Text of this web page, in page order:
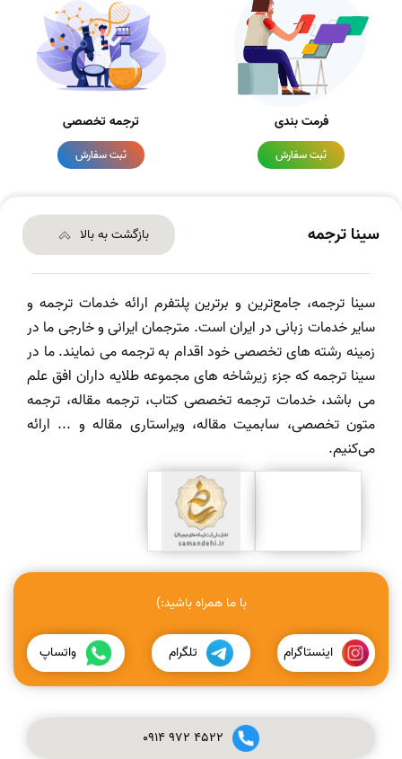
فرمت بندی
ثبت سفارش
ترجمه تخصصی
ثبت سفارش
سینا ترجمه بازگشت به بالا
سینا ترجمه، جامع‌ترین و برترین پلتفرم ارائه خدمات ترجمه و
سایر خدمات زبانی در ایران است. مترجمان ایرانی و خارجی ما در
زمینه رشته های تخصصی خود اقدام به ترجمه می نمایند. ما در
سینا ترجمه که جزء زیرشاخه های مجموعه طلایه داران افق علم
می باشد، خدمات ترجمه تخصصی کتاب، ترجمه مقاله، ترجمه
متون تخصصی، سابمیت مقاله، ویراستاری مقاله و ... ارائه
می‌کنیم.
با ما همراه باشید:)
اینستاگرام تلگرام واتساپ
0914972 4522